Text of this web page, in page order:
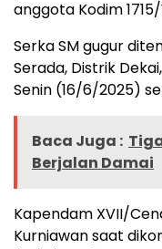
anggota Kodim
Serka SM gugur
Serada, Distrik
Senin (16/6/2025)
Baca Juga :
Berjalan Damai
Kapendam XVII/
Kurniawan saat